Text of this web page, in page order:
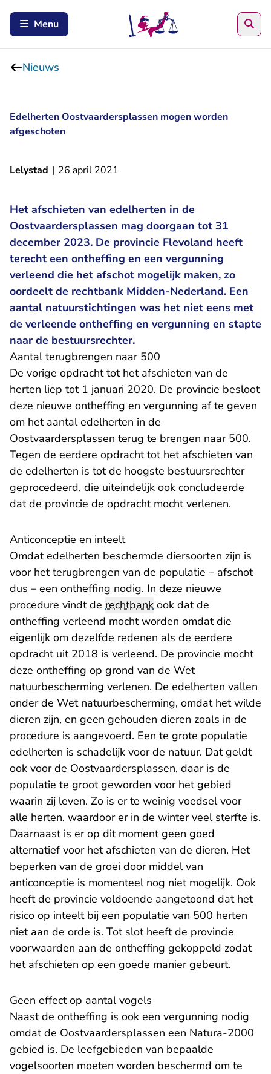
Menu
Nieuws
Edelherten Oostvaardersplassen mogen worden
afgeschoten
Lelystad | 26 april 2021
Het afschieten van edelherten in de
Oostvaardersplassen mag doorgaan tot 31
december 2023. De provincie Flevoland heeft
terecht een ontheffing en een vergunning
verleend die het afschot mogelijk maken, zo
oordeelt de rechtbank Midden-Nederland. Een
aantal natuurstichtingen was het niet eens met
de verleende ontheffing en vergunning en stapte
naar de bestuursrechter.
Aantal terugbrengen naar 500
De vorige opdracht tot het afschieten van de
herten liep tot 1 januari 2020. De provincie besloot
deze nieuwe ontheffing en vergunning af te geven
om het aantal edelherten in de
Oostvaardersplassen terug te brengen naar 500.
Tegen de eerdere opdracht tot het afschieten van
de edelherten is tot de hoogste bestuursrechter
geprocedeerd, die uiteindelijk ook concludeerde
dat de provincie de opdracht mocht verlenen.
Anticonceptie en inteelt
Omdat edelherten beschermde diersoorten zijn is
voor het terugbrengen van de populatie – afschot
dus – een ontheffing nodig. In deze nieuwe
procedure vindt de rechtbank ook dat de
ontheffing verleend mocht worden omdat die
eigenlijk om dezelfde redenen als de eerdere
opdracht uit 2018 is verleend. De provincie mocht
deze ontheffing op grond van de Wet
natuurbescherming verlenen. De edelherten vallen
onder de Wet natuurbescherming, omdat het wilde
dieren zijn, en geen gehouden dieren zoals in de
procedure is aangevoerd. Een te grote populatie
edelherten is schadelijk voor de natuur. Dat geldt
ook voor de Oostvaardersplassen, daar is de
populatie te groot geworden voor het gebied
waarin zij leven. Zo is er te weinig voedsel voor
alle herten, waardoor er in de winter veel sterfte is.
Daarnaast is er op dit moment geen goed
alternatief voor het afschieten van de dieren. Het
beperken van de groei door middel van
anticonceptie is momenteel nog niet mogelijk. Ook
heeft de provincie voldoende aangetoond dat het
risico op inteelt bij een populatie van 500 herten
niet aan de orde is. Tot slot heeft de provincie
voorwaarden aan de ontheffing gekoppeld zodat
het afschieten op een goede manier gebeurt.
Geen effect op aantal vogels
Naast de ontheffing is ook een vergunning nodig
omdat de Oostvaardersplassen een Natura-2000
gebied is. De leefgebieden van bepaalde
vogelsoorten moeten worden beschermd om te